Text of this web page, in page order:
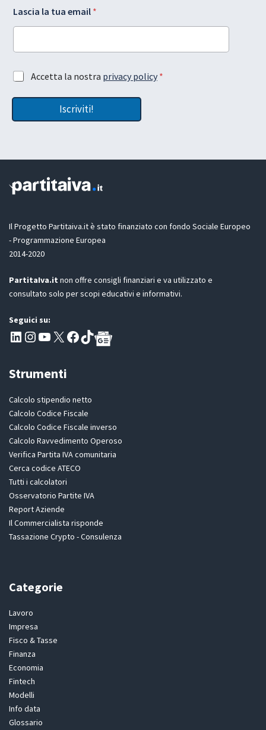
a
y
u
e
m
e
t
a
o
n
e
a
s
i
*
l
Lascia la tua email *
A
c
t
n
D
R
*
Accetta la nostra privacy policy *
Iscriviti!
Il Progetto Partitaiva.it è stato finanziato con fondo Sociale Europeo
- Programmazione Europea
2014-2020
PartitaIva.it non offre consigli finanziari e va utilizzato e
consultato solo per scopi educativi e informativi.
Seguici su:
Pagina LinkedIn PartitaIva
Instagram
Canale YouTube Evoluzione - Partitaiva.it
X Segui PartitaIva su Facebook
TikTok
Strumenti
Calcolo stipendio netto
Calcolo Codice Fiscale
Calcolo Codice Fiscale inverso
Calcolo Ravvedimento Operoso
Verifica Partita IVA comunitaria
Cerca codice ATECO
Tutti i calcolatori
Osservatorio Partite IVA
Report Aziende
Il Commercialista risponde
Tassazione Crypto - Consulenza
Categorie
Lavoro
Impresa
Fisco & Tasse
Finanza
Economia
Fintech
Modelli
Info data
Glossario